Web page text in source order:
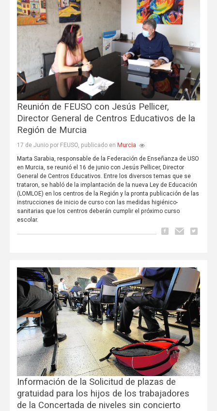
Reunión de FEUSO con Jesús Pellicer,
Director General de Centros Educativos de la
Región de Murcia
17 de Junio por FEUSO, publicado en Murcia
Marta Sarabia, responsable de la Federación de Enseñanza de USO
en Murcia, se reunió el 16 de junio con Jesús Pellicer, Director
General de Centros Educativos. Entre los diversos temas que se
trataron, se habló de la implantación de la nueva Ley de Educación
(LOMLOE) en los centros de la Región y la pronta publicación de las
instrucciones de inicio de curso con las medidas higiénico-
sanitarias que los centros deberán cumplir el próximo curso
escolar.
Información de la Solicitud de plazas de
gratuidad para los hijos de los trabajadores
de la Concertada de niveles sin concierto